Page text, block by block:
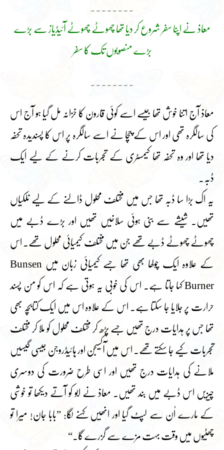
معاذ نے اپنا سفر شروع کر دیا تھا چھوٹے چھوٹے آئیڈیاز سے بڑے
بڑے منصوبوں تک کا سفر
معاذ آج اتنا خوش تھا جیسے اسے کوئی قارون کا خزانہ مل گیا ہو آج اس
کی سالگرہ تھی اور اس کے چچا نے اسے سالگرہ پر اس کا پسندیدہ تحفہ
دیا تھا اور وہ تحفہ تھا کیمسٹری کے تجربات کرنے کے لیے ایک
ڈبہ۔
یہ اک بڑا سا ڈبہ تھا جس میں مختلف محلول ڈالنے کے لیے نلکیاں
تھیں۔ شیشے سے بنی ہوئی سلاخیں تھیں اور بڑے ڈبے میں
چھوٹے چھوٹے ڈبے تھے جن میں مختلف کیمیائی محلول تھے۔ اس
کے علاوہ ایک چولھا بھی تھا جسے کیمیائی زبان میں Bunsen
Burner کہا جاتا ہے۔ اس کی خوبی یہ ہوتی ہے کہ اس کو من پسند
حرارت پر جلایا جا سکتا ہے۔ اس کے علاوہ اس میں ایک کتابچہ بھی
تھا جس پر ہدایات درج تھیں جسے پڑھ کر مختلف محلول کو ملا کر مختلف
تجربات کیے جا سکتے تھے۔ اس میں آکسیجن اور ہائیڈروجن جیسی گیسیں
ملانے کی ہدایات درج تھیں اور اسی طرح ضرورت کی دوسری
چیزیں اس ڈبے میں بند تھیں۔ معاذ نے ابو کو آتے دیکھا تو خوشی
کے مارے اُن سے لپٹ گیا اور انھیں کہنے لگا: ”بابا جان! میرا تو
چھٹیوں میں وقت بہت مزے سے گزرے گا۔“